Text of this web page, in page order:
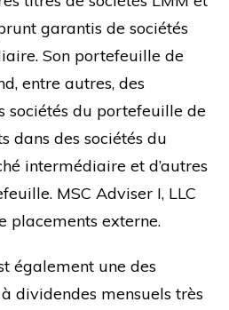
garantis de sociétés
Son portefeuille de
entre autres, des
sociétés du portefeuille de
dans des sociétés du
intermédiaire et d’autres
MSC Adviser I, LLC
placements externe.
également une des
dividendes mensuels très